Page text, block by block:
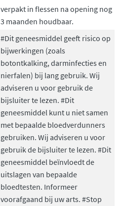
verpakt in flessen na opening nog
3 maanden houdbaar.
#Dit geneesmiddel geeft risico op
bijwerkingen (zoals
botontkalking, darminfecties en
nierfalen) bij lang gebruik. Wij
adviseren u voor gebruik de
bijsluiter te lezen. #Dit
geneesmiddel kunt u niet samen
met bepaalde bloedverdunners
gebruiken. Wij adviseren u voor
gebruik de bijsluiter te lezen. #Dit
geneesmiddel beïnvloedt de
uitslagen van bepaalde
bloedtesten. Informeer
voorafgaand bij uw arts. #Stop